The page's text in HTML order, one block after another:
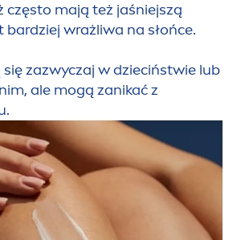
często mają też jaśniejszą
bardziej wrażliwa na słońce.
zazwyczaj w dzieciństwie lub
ale mogą zanikać z